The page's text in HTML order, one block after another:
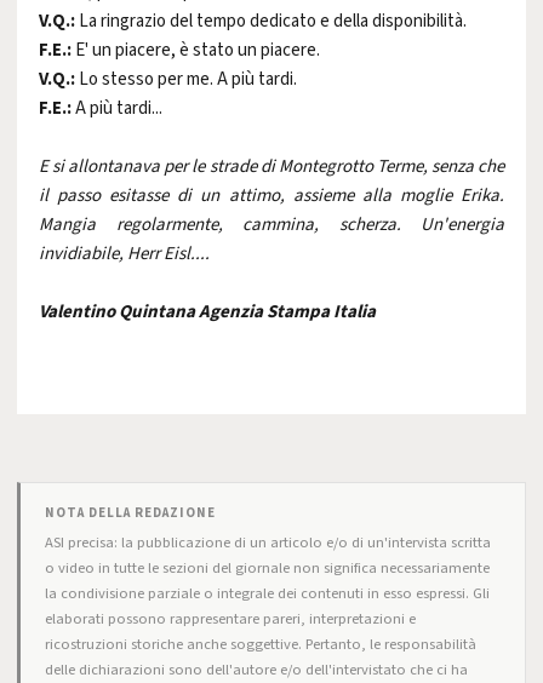
V.Q.:La ringrazio del tempo dedicato e della disponibilità.
F.E.:E' un piacere, è stato un piacere.
V.Q.:Lo stesso per me. A più tardi.
F.E.:A più tardi...
E si allontanava per le strade di Montegrotto Terme, senza che
il passo esitasse di un attimo, assieme alla moglie Erika.
Mangia regolarmente, cammina, scherza. Un'energia
invidiabile, Herr Eisl....
Valentino Quintana Agenzia Stampa Italia
NOTA DELLA REDAZIONE
ASI precisa: la pubblicazione di un articolo e/o di un'intervista scritta
o video in tutte le sezioni del giornale non significa necessariamente
la condivisione parziale o integrale dei contenuti in esso espressi. Gli
elaborati possono rappresentare pareri, interpretazioni e
ricostruzioni storiche anche soggettive. Pertanto, le responsabilità
delle dichiarazioni sono dell'autore e/o dell'intervistato che ci ha